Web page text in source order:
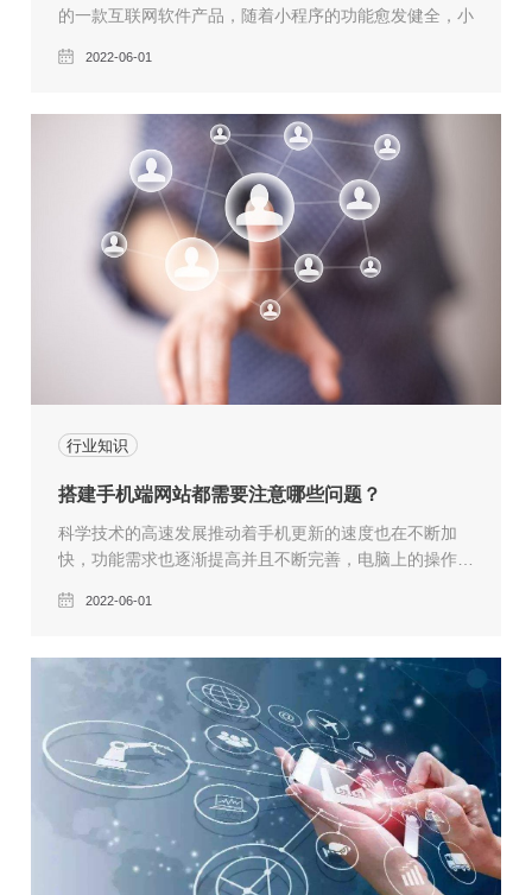
的一款互联网软件产品，随着小程序的功能愈发健全，小
域，都希望分得红利市场的一杯羹。
2022-06-01
行业知识
搭建手机端网站都需要注意哪些问题？
科学技术的高速发展推动着手机更新的速度也在不断加
快，功能需求也逐渐提高并且不断完善，电脑上的操作功
经刻不容缓。而为了携带方便，越来越多的移动端浏览用
要，这种趋势就要求企业必须结合PC端网站建设，以建
设和完善移动端网站。
2022-06-01